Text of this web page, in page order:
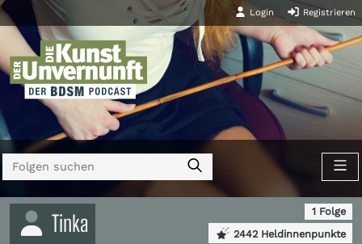
Login Registrieren
Tinka
1 Folge
2442 Heldinnenpunkte